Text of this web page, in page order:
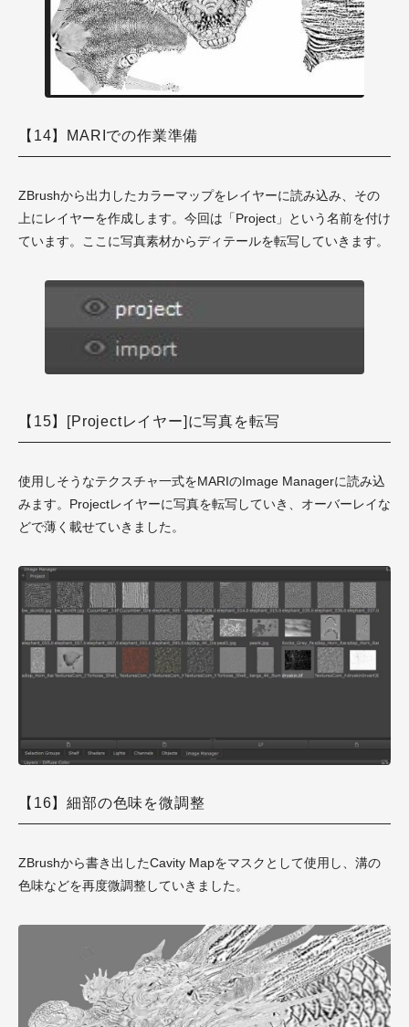
【14】MARIでの作業準備
ZBrushから出力したカラーマップをレイヤーに読み込み、その
上にレイヤーを作成します。今回は「Project」という名前を付け
ています。ここに写真素材からディテールを転写していきます。
【15】[Projectレイヤー]に写真を転写
使用しそうなテクスチャ一式をMARIのImage Managerに読み込
みます。Projectレイヤーに写真を転写していき、オーバーレイな
どで薄く載せていきました。
【16】細部の色味を微調整
ZBrushから書き出したCavity Mapをマスクとして使用し、溝の
色味などを再度微調整していきました。